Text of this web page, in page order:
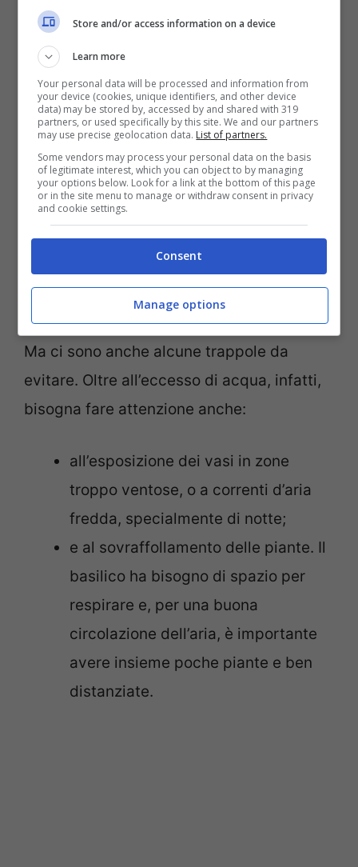
procedura?
Semplice. Quando la pianta inizia a
sviluppare fiori. Questi ultimi, infatti,
distolgono energia dalla pianta, e
riducendone la quantità, tutta la pianta ne
trarrà beneficio. Quindi, è questo il segreto
per un basilico sempre fresco e rigoglioso.
Grazie a questo passaggio, la pianta avrà
maggiori possibilità di essere sana e
Ma ci sono anche alcune trappole da
evitare. Oltre all’eccesso di acqua, infatti,
bisogna fare attenzione anche:
all’esposizione dei vasi in zone
troppo ventose, o a correnti d’aria
fredda, specialmente di notte;
e al sovraffollamento delle piante. Il
basilico ha bisogno di spazio per
respirare e, per una buona
circolazione dell’aria, è importante
avere insieme poche piante e ben
distanziate.
Store and/or access information on a device
Learn more
Your personal data will be processed and information from
your device (cookies, unique identifiers, and other device
data) may be stored by, accessed by and shared with 319
partners, or used specifically by this site. We and our partners
may use precise geolocation data. List of partners.
Some vendors may process your personal data on the basis
of legitimate interest, which you can object to by managing
your options below. Look for a link at the bottom of this page
or in the site menu to manage or withdraw consent in privacy
and cookie settings.
Consent
Manage options